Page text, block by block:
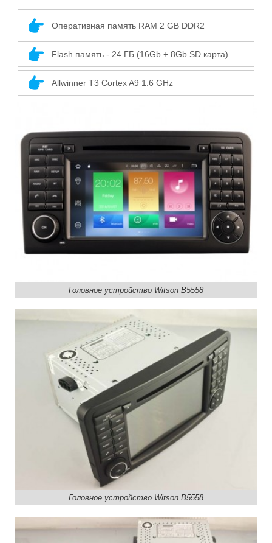
Оперативная память RAM 2 GB DDR2
Flash память - 24 ГБ (16Gb + 8Gb SD карта)
Allwinner T3 Сortex A9 1.6 GHz
Головное устройство Witson B5558
Головное устройство Witson B5558